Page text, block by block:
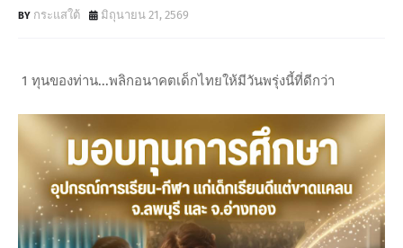
กระแสใต้ มิถุนายน 21, 2569
1 ทุนของท่าน...พลิกอนาคตเด็กไทยให้มีวันพรุ่งนี้ที่ดีกว่า